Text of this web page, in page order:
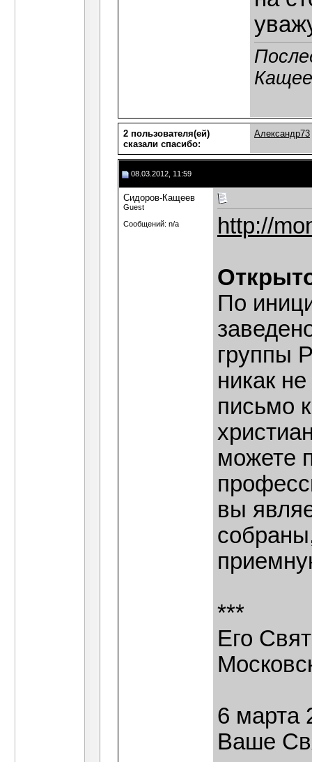
2 пользователя(ей)
сказали cпасибо:
Александр73
08.03.2012, 11:59
Сидоров-Кащеев
Guest
Сообщений: n/a
http://
По
группы
никак
письмо
можете
вы
***
Его
6 марта
Ваше